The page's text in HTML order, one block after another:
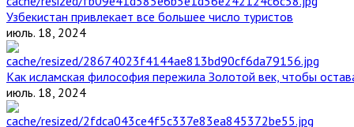
Узбекистан привлекает все большее число туристов
июль. 18, 2024
Как исламская философия пережила Золотой век, чтобы
июль. 18, 2024